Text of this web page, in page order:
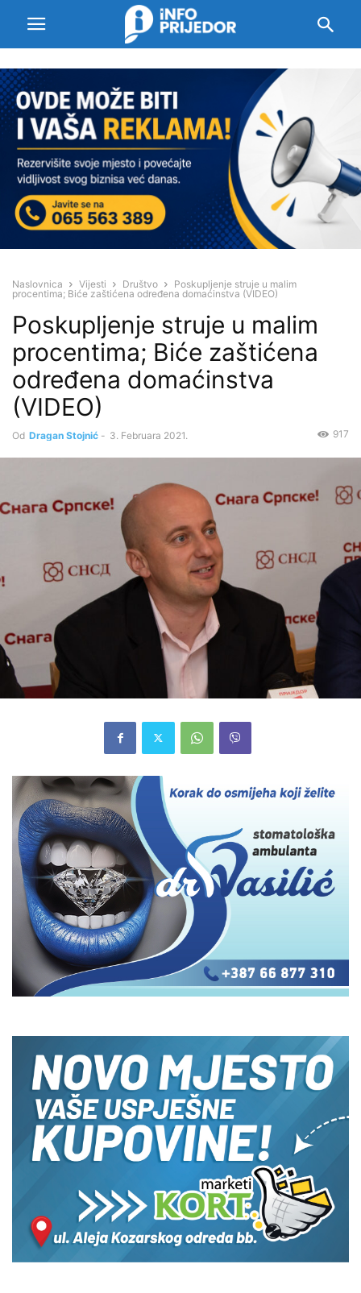
Naslovnica Vijesti Društvo
Poskupljenje struje u malim
procentima; Biće zaštićena određena domaćinstva (VIDEO)
Poskupljenje struje u malim
procentima; Biće zaštićena
određena domaćinstva
(VIDEO)
Od Dragan Stojnić - 3. Februara 2021. 917